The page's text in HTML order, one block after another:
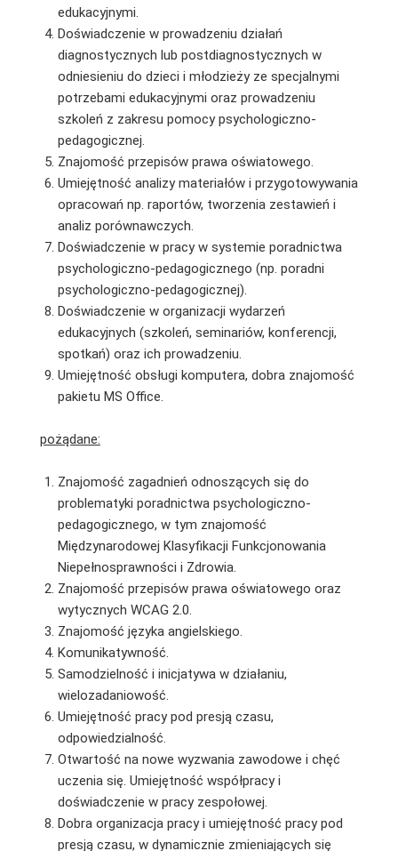
edukacyjnymi.
Doświadczenie w prowadzeniu działań
diagnostycznych lub postdiagnostycznych w
odniesieniu do dzieci i młodzieży ze specjalnymi
potrzebami edukacyjnymi oraz prowadzeniu
szkoleń z zakresu pomocy psychologiczno-
pedagogicznej.
Znajomość przepisów prawa oświatowego.
Umiejętność analizy materiałów i przygotowywania
opracowań np. raportów, tworzenia zestawień i
analiz porównawczych.
Doświadczenie w pracy w systemie poradnictwa
psychologiczno-pedagogicznego (np. poradni
psychologiczno-pedagogicznej).
Doświadczenie w organizacji wydarzeń
edukacyjnych (szkoleń, seminariów, konferencji,
spotkań) oraz ich prowadzeniu.
Umiejętność obsługi komputera, dobra znajomość
pakietu MS Office.
pożądane:
Znajomość zagadnień odnoszących się do
problematyki poradnictwa psychologiczno-
pedagogicznego, w tym znajomość
Międzynarodowej Klasyfikacji Funkcjonowania
Niepełnosprawności i Zdrowia.
Znajomość przepisów prawa oświatowego oraz
wytycznych WCAG 2.0.
Znajomość języka angielskiego.
Komunikatywność.
Samodzielność i inicjatywa w działaniu,
wielozadaniowość.
Umiejętność pracy pod presją czasu,
odpowiedzialność.
Otwartość na nowe wyzwania zawodowe i chęć
uczenia się. Umiejętność współpracy i
doświadczenie w pracy zespołowej.
Dobra organizacja pracy i umiejętność pracy pod
presją czasu, w dynamicznie zmieniających się